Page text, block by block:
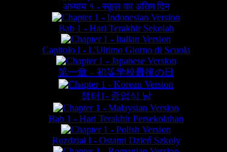
अध्याय १ - स्कूल का अंतिम दिन
Bab 1 - Hari Terakhir Sekolah
Capitolo I - L'Ultimo Giorno di Scuola
第一章 – 初等学校最後の日
챕터1- 종업식 날
Bab 1 - Hari Terakhir Persekolahan
Rozdział I - Ostatni Dzień Szkoły